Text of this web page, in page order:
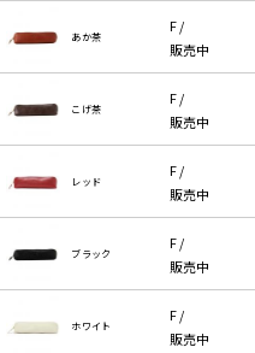
あか茶
F /
販売中
こげ茶
F /
販売中
レッド
F /
販売中
ブラック
F /
販売中
ホワイト
F /
販売中